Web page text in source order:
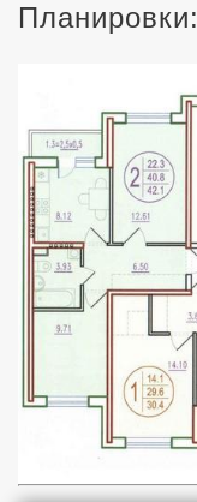
Планировки: